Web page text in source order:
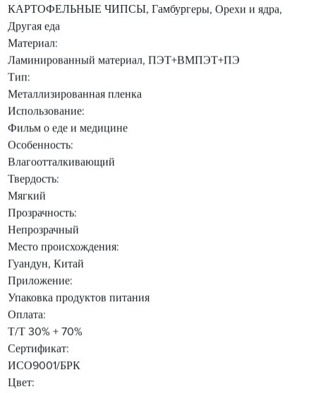
КАРТОФЕЛЬНЫЕ ЧИПСЫ, Гамбургеры, Орехи и ядра,
Другая еда
Материал:
Ламинированный материал, ПЭТ+ВМПЭТ+ПЭ
Тип:
Металлизированная пленка
Использование:
Фильм о еде и медицине
Особенность:
Влагоотталкивающий
Твердость:
Мягкий
Прозрачность:
Непрозрачный
Место происхождения:
Гуандун, Китай
Приложение:
Упаковка продуктов питания
Оплата:
Т/Т 30% + 70%
Сертификат:
ИСО9001/БРК
Цвет: